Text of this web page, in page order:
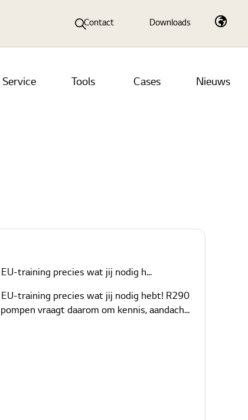
Service Tools Cases Nieuws
Contact Downloads
training precies wat jij nodig h...
training precies wat jij nodig hebt! R290
vraagt daarom om kennis, aandach...